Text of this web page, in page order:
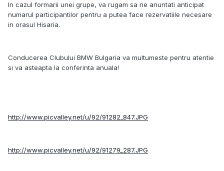
In cazul formarii unei grupe, va rugam sa ne anuntati anticipat
numarul participantilor pentru a putea face rezervatiile necesare
in orasul Hisaria.
Conducerea Clubului BMW Bulgaria va multumeste pentru atentie
si va asteapta la conferinta anuala!
http://www.picvalley.net/u/92/91282_847.JPG
http://www.picvalley.net/u/92/91279_287.JPG